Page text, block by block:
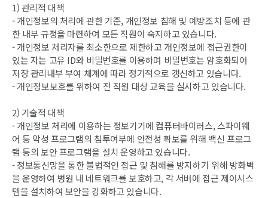
1) 관리적 대책
- 개인정보의 처리에 관한 기준, 개인정보 침해 및 예방조치 등에 관
한 내부 규정을 마련하여 모든 직원이 숙지하고 있습니다.
- 개인정보 처리자를 최소한으로 제한하고 개인정보에 접근권한이
있는 자는 고유 ID와 비밀번호를 이용하며 비밀번호는 암호화되어
저장 관리내부 부여 체계에 따라 정기적으로 갱신하고 있습니다.
- 개인정보보호를 위하여 전 직원 대상 교육을 실시하고 있습니다.
2) 기술적 대책
- 개인정보 처리에 이용하는 정보기기에 컴퓨터바이러스, 스파이웨
어 등 악성 프로그램의 침투여부에 안전성 확보를 위해 백신 프로그
램 등의 보안 프로그램을 설치 운영하고 있습니다.
- 정보통신망을 통한 불법적인 접근 및 침해를 방지하기 위해 방화벽
을 운영하여 병원 내 네트워크를 보호하고, 각 서버에 접근 제어시스
템을 설치하여 보안을 강화하고 있습니다.